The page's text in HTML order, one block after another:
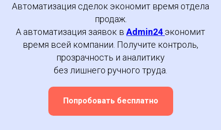
Автоматизация сделок экономит время отдела
продаж.
А автоматизация заявок в Admin24 экономит
время всей компании. Получите контроль,
прозрачность и аналитику
без лишнего ручного труда.
Попробовать бесплатно